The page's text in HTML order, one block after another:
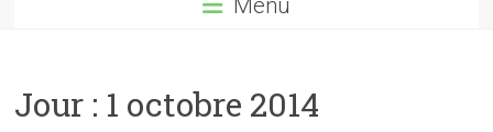
Menu
Jour : 1 octobre 2014